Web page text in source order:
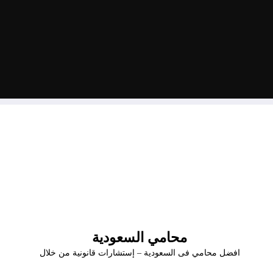
محامي السعودية
افضل محامي فى السعودية – إستشارات قانونية من خلال